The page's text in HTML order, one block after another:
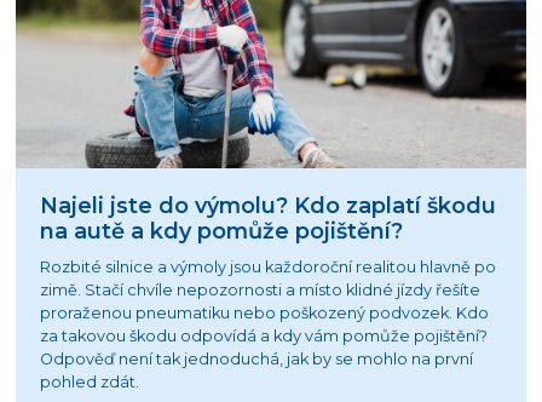
Najeli jste do výmolu? Kdo zaplatí škodu
na autě a kdy pomůže pojištění?
Rozbité silnice a výmoly jsou každoroční realitou hlavně po
zimě. Stačí chvíle nepozornosti a místo klidné jízdy řešíte
proraženou pneumatiku nebo poškozený podvozek. Kdo
za takovou škodu odpovídá a kdy vám pomůže pojištění?
Odpověď není tak jednoduchá, jak by se mohlo na první
pohled zdát.